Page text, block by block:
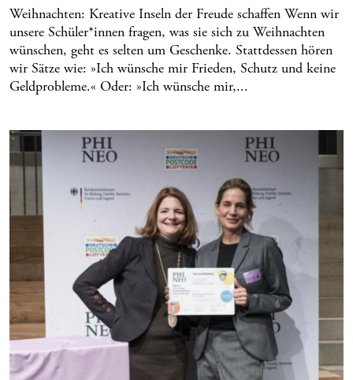
Weihnachten: Kreative Inseln der Freude schaffen Wenn wir
unsere Schüler*innen fragen, was sie sich zu Weihnachten
wünschen, geht es selten um Geschenke. Stattdessen hören
wir Sätze wie: »Ich wünsche mir Frieden, Schutz und keine
Geldprobleme.« Oder: »Ich wünsche mir,...